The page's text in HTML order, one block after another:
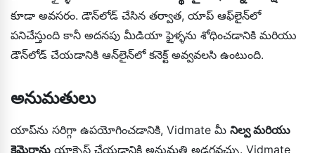
కూడా అవసరం. డౌన్‌లోడ్ చేసిన తర్వాత, యాప్ ఆఫ్‌లైన్‌లో
పనిచేస్తుంది కానీ అదనపు మీడియా ఫైళ్ళను శోధించడానికి మరియు
డౌన్‌లోడ్ చేయడానికి ఆన్‌లైన్‌లో కనెక్ట్ అవ్వవలసి ఉంటుంది.
అనుమతులు
యాప్‌ను సరిగ్గా ఉపయోగించడానికి, Vidmate మీ నిల్వ మరియు
కెమెరాను యాక్సెస్ చేయడానికి అనుమతి అడగవచ్చు. Vidmate